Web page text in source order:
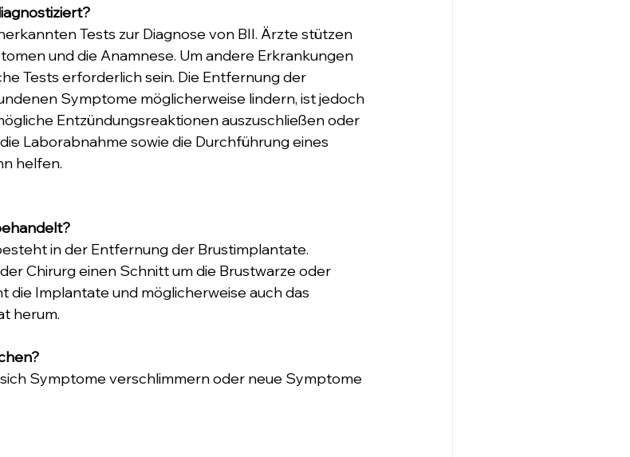
Tests zur Diagnose von BII. Ärzte stützen
und die Anamnese. Um andere Erkrankungen
Tests erforderlich sein. Die Entfernung der
Symptome möglicherweise lindern, ist jedoch
Entzündungsreaktionen auszuschließen oder
Laborabnahme sowie die Durchführung eines
helfen.
in der Entfernung der Brustimplantate.
Chirurg einen Schnitt um die Brustwarze oder
Implantate und möglicherweise auch das
herum.
Symptome verschlimmern oder neue Symptome